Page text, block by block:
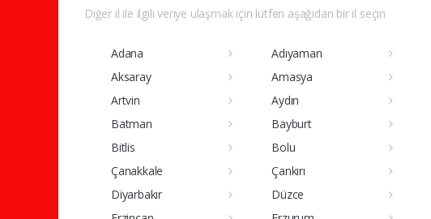
Diğer il ile ilgili veriye ulaşmak için lütfen aşağıdan bir il seçin
Adana Adıyaman
Aksaray
Amasya
Artvin
Aydın
Batman
Bayburt
Bitlis
Bolu
Çanakkale
Çankırı
Diyarbakır
Düzce